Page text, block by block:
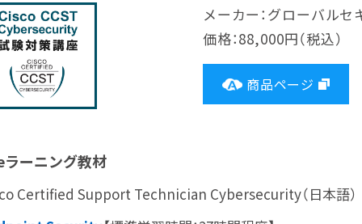
メーカー：グローバル
価格：88,000円（税込）
商品ページ
ーニング教材
Certified Support Technician Cybersecurity（日本語）